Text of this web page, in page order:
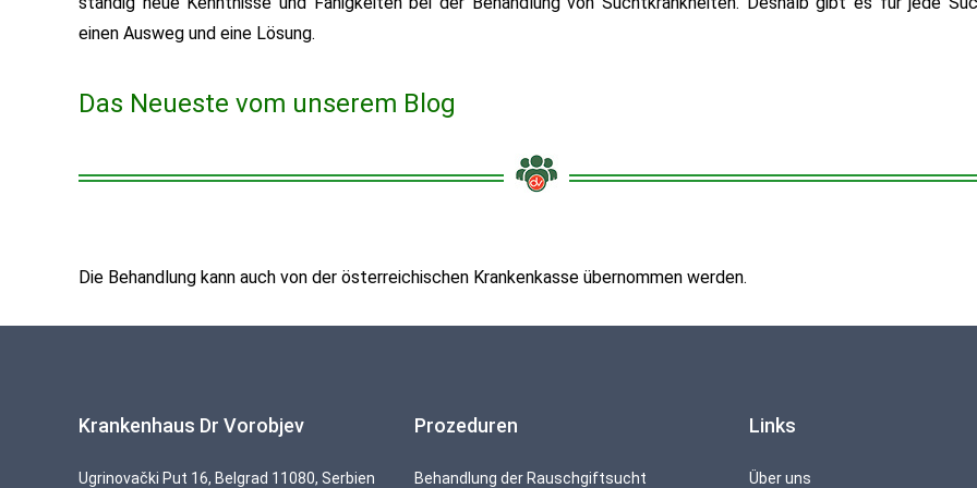
einen Ausweg und eine Lösung.
Das Neueste vom unserem Blog
Die Behandlung kann auch von der österreichischen Krankenkasse übernommen werden.
Krankenhaus Dr Vorobjev
Ugrinovački Put 16, Belgrad 11080, Serbien
Prozeduren
Behandlung der Rauschgiftsucht
Links
Über uns